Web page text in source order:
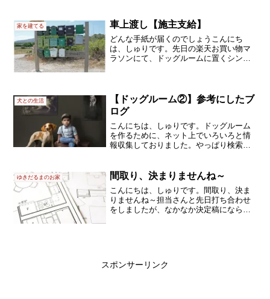
ろが、エアコン設置業者からは、「ここ
にはつけられないね～」と言...
家を建てる 車上渡し【施主支給】
どんな手紙が届くのでしょうこんにち
は、しゅりです。先日の楽天お買い物マ
ラソンにて、ドッグルームに置くシンク
んな商品でした↓でもこれだ...
犬との生活
【ドッグルーム②】参考にしたブ
ログ
こんにちは、しゅりです。ドッグルーム
を作るために、ネット上でいろいろと情
報収集しておりました。やっぱり検索で
すね。素敵ですが、予算オーバーです。
しかもだいたいは、「子育...
ゆきだるまのお家 間取り、決まりませんね～
こんにちは、しゅりです。間取り、決ま
りませんね～担当さんと先日打ち合わせ
をしましたが、なかなか決定稿にならな
スポンサーリンク